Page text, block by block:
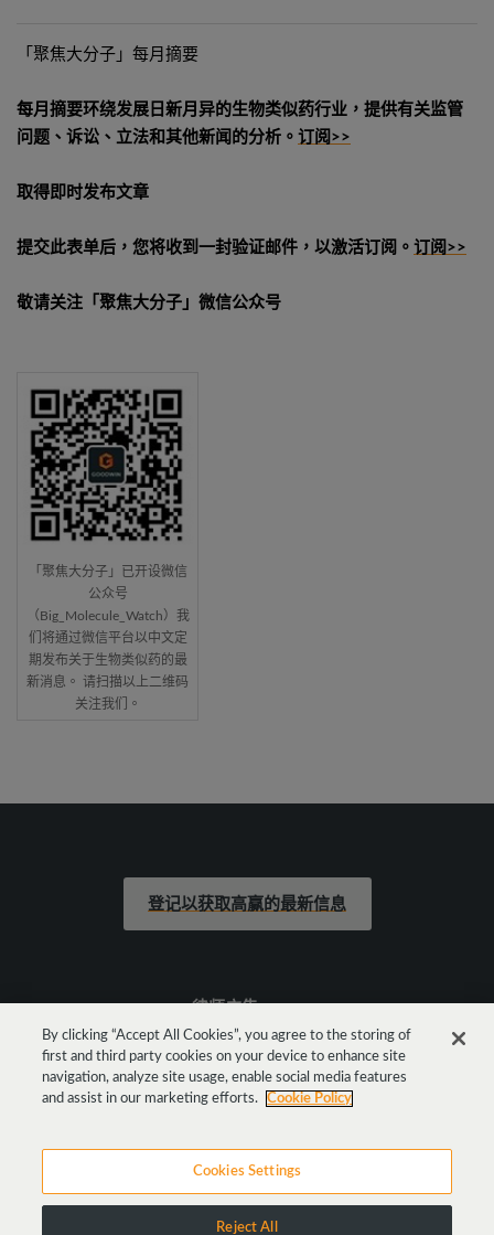
「聚焦大分子」每月摘要
每月摘要环绕发展日新月异的生物类似药行业，提供有关监管
问题、诉讼、立法和其他新闻的分析。 订阅>>
取得即时发布文章
提交此表单后，您将收到一封验证邮件，以激活订阅。 订阅>>
敬请关注「聚焦大分子」微信公众号
「聚焦大分子」已开设微信
公众号
（Big_Molecule_Watch）我
们将通过微信平台以中文定
期发布关于生物类似药的最
新消息。 请扫描以上二维码
关注我们。
登记以获取高赢的最新信息
律师广告
法律声明
By clicking “Accept All Cookies”, you agree to the storing of
first and third party cookies on your device to enhance site
navigation, analyze site usage, enable social media features
and assist in our marketing efforts.
Cookie Policy
Cookies Settings
Reject All